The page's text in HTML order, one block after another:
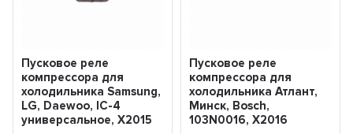
Пусковое реле
компрессора для
холодильника Samsung,
LG, Daewoo, IC-4
универсальное, X2015
Пусковое реле
компрессора для
холодильника Атлант,
Минск, Bosch,
103N0016, X2016